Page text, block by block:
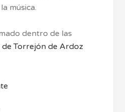
música.
dentro de las
Torrejón de Ardoz